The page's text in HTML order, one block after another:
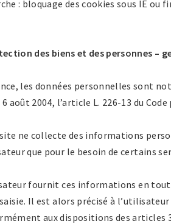
: bloquage des cookies sous IE
des biens et des personnes –
les données personnelles sont
6 août 2004, l’article L. 226-13 du
ne collecte des informations
que pour le besoin de certains
fournit ces informations en
Il est alors précisé à
aux dispositions des articles